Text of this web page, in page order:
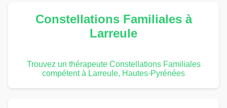
Constellations Familiales à
Larreule
Trouvez un thérapeute Constellations Familiales
compétent à Larreule, Hautes-Pyrénées